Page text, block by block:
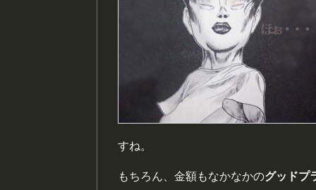
すね。
もちろん、金額もなかなかのグッドプ